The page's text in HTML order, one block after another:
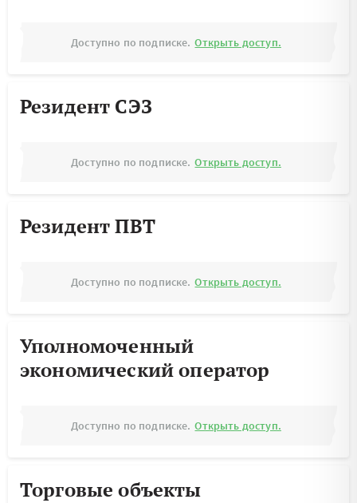
Доступно по подписке. Открыть доступ.
Резидент СЭЗ
Доступно по подписке. Открыть доступ.
Резидент ПВТ
Доступно по подписке. Открыть доступ.
Уполномоченный
экономический оператор
Доступно по подписке. Открыть доступ.
Торговые объекты